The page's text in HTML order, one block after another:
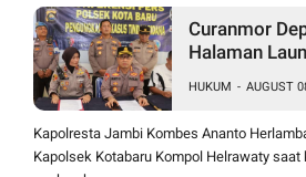
Curanmor
Halaman
Kota Jambi,
Ditangkap
HUKUM - AUGUST
Kapolresta Jambi Kombes Ananto
Kapolsek Kotabaru Kompol Helrawaty